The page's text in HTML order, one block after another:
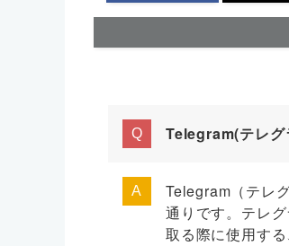
Telegram(テレグ
Telegram（テレ
通りです。テレ
取る際に使用する